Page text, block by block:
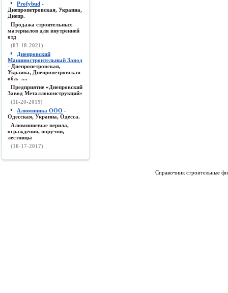
Profybud -
Днепропетровская, Украина,
Днепр.
Продажа строительных
материалов для внутренней
отд
(03-18-2021)
Днепровский
Машиностроительный Завод
- Днепропетровская,
Украина, Днепропетровская
обл. ....
Предприятие «Днепровский
Завод Металлоконструкций»
(11-20-2019)
Алюминика ООО -
Одесская, Украина, Одесса.
Алюминиевые перила,
ограждения, поручни,
лестницы
(10-17-2017)
Справочник строительные